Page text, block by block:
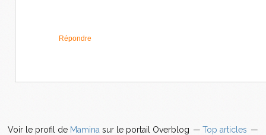
Répondre
Voir le profil de Mamina sur le portail Overblog
Top articles